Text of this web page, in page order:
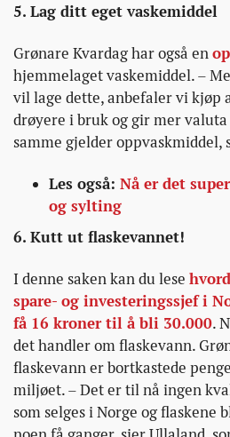
5. Lag ditt eget vaskemiddel
Grønare Kvardag har også en
hjemmelaget vaskemiddel. –
vil lage dette, anbefaler vi kjøp
drøyere i bruk og gir mer
samme gjelder oppvaskmiddel,
Les også: Nå er det
og sylting
6. Kutt ut flaskevannet!
I denne saken kan du lese
spare- og investeringssjef i
få 16 kroner til å bli 30.000.
det handler om flaskevann.
flaskevann er bortkastede
miljøet. – Det er til nå ingen
som selges i Norge og flaskene